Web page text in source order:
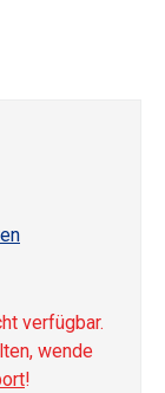
verfügbar.
wende
!